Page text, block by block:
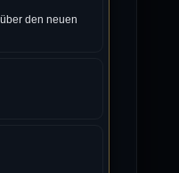
den neuen